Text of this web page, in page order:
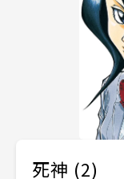
死神 (2)